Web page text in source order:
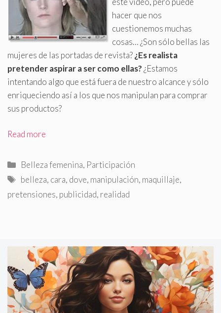
hacer que nos
cuestionemos muchas
cosas… ¿Son sólo bellas las
mujeres de las portadas de revista?¿Es realista
pretender aspirar a ser como ellas?¿Estamos
intentando algo que está fuera de nuestro alcance y sólo
enriqueciendo así a los que nos manipulan para comprar
sus productos?
Read more
Categorías
Belleza femenina, Participación
Etiquetas
belleza, cara, dove, manipulación, maquillaje,
pretensiones, publicidad, realidad